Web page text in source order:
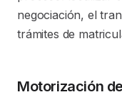
negociación, el
trámites de
Motorización